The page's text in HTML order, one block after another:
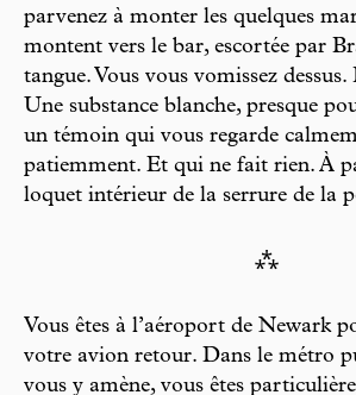
parvenez à monter les quelques
montent vers le bar, escortée par
tangue. Vous vous vomissez dessus.
Une substance blanche, presque
un témoin qui vous regarde
patiemment. Et qui ne fait rien. À
loquet intérieur de la serrure de la
⁂
Vous êtes à l’aéroport de Newark
votre avion retour. Dans le métro
vous y amène, vous êtes